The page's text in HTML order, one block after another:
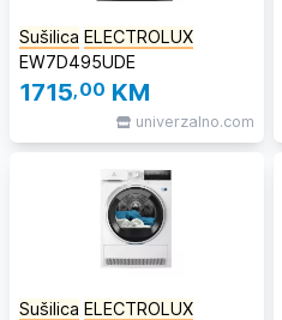
Sušilica ELECTROLUX
EW7D495UDE
1715,00 KM
univerzalno.com
Sušilica ELECTROLUX